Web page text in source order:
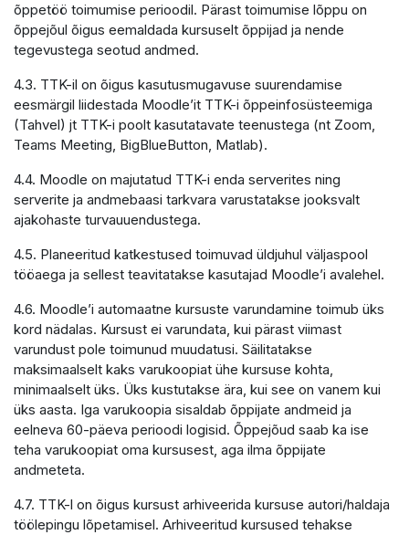
õppetöö toimumise perioodil. Pärast toimumise lõppu on
õppejõul õigus eemaldada kursuselt õppijad ja nende
tegevustega seotud andmed.
4.3. TTK-il on õigus kasutusmugavuse suurendamise
eesmärgil liidestada Moodle’it TTK-i õppeinfosüsteemiga
(Tahvel) jt TTK-i poolt kasutatavate teenustega (nt Zoom,
Teams Meeting, BigBlueButton, Matlab).
4.4. Moodle on majutatud TTK-i enda serverites ning
serverite ja andmebaasi tarkvara varustatakse jooksvalt
ajakohaste turvauuendustega.
4.5. Planeeritud katkestused toimuvad üldjuhul väljaspool
tööaega ja sellest teavitatakse kasutajad Moodle’i avalehel.
4.6. Moodle’i automaatne kursuste varundamine toimub üks
kord nädalas. Kursust ei varundata, kui pärast viimast
varundust pole toimunud muudatusi. Säilitatakse
maksimaalselt kaks varukoopiat ühe kursuse kohta,
minimaalselt üks. Üks kustutakse ära, kui see on vanem kui
üks aasta. Iga varukoopia sisaldab õppijate andmeid ja
eelneva 60-päeva perioodi logisid. Õppejõud saab ka ise
teha varukoopiat oma kursusest, aga ilma õppijate
andmeteta.
4.7. TTK-l on õigus kursust arhiveerida kursuse autori/haldaja
töölepingu lõpetamisel. Arhiveeritud kursused tehakse